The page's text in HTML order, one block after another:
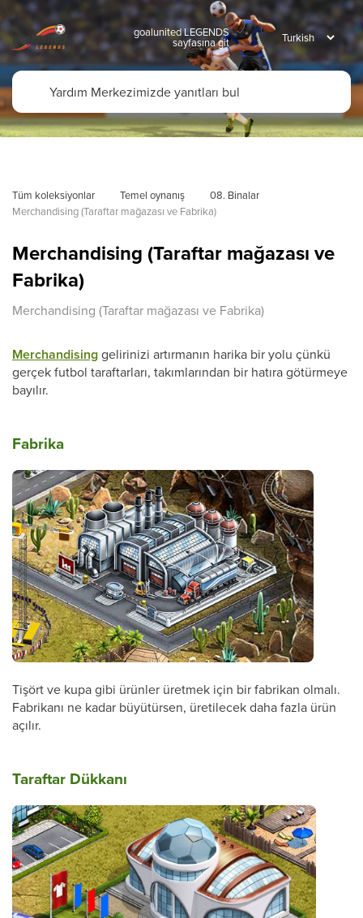
goalunited LEGENDS
sayfasına git
Tüm koleksiyonlar Temel oynanış
08. Binalar
Merchandising (Taraftar mağazası ve Fabrika)
Merchandising (Taraftar mağazası ve
Fabrika)
Merchandising (Taraftar mağazası ve Fabrika)
Merchandisinggelirinizi artırmanın harika bir yolu çünkü
gerçek futbol taraftarları, takımlarından bir hatıra götürmeye
bayılır.
Fabrika
Tişört ve kupa gibi ürünler üretmek için bir fabrikan olmalı.
Fabrikanı ne kadar büyütürsen, üretilecek daha fazla ürün
açılır.
Taraftar Dükkanı